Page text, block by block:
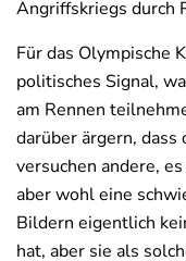
Angriffskriegs durch
Für das Olympische
politisches Signal,
am Rennen
darüber ärgern,
versuchen andere,
aber wohl eine
Bildern eigentlich
hat, aber sie als